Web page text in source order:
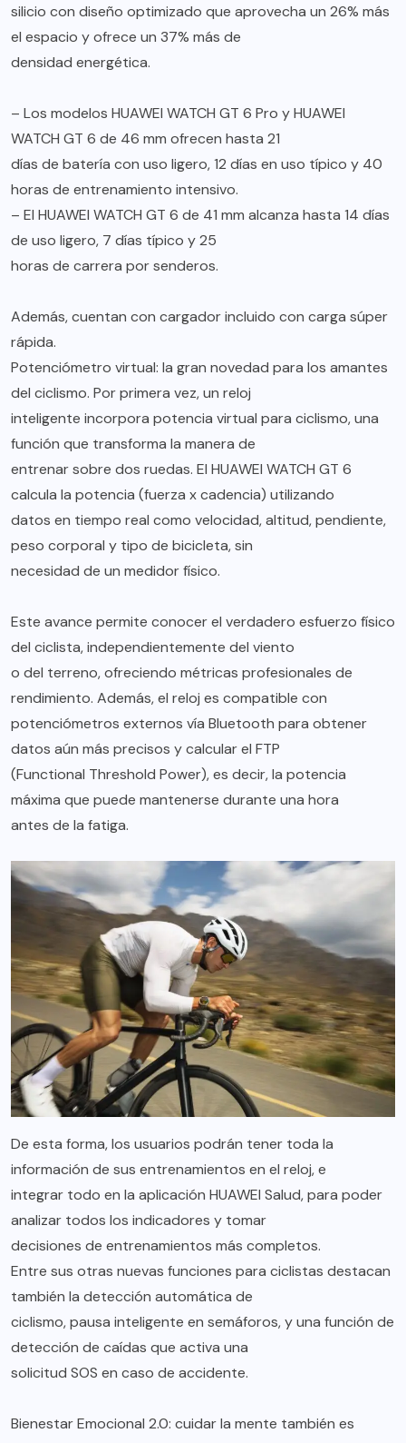
silicio con diseño optimizado que aprovecha un 26% más
el espacio y ofrece un 37% más de
densidad energética.
– Los modelos HUAWEI WATCH GT 6 Pro y HUAWEI
WATCH GT 6 de 46 mm ofrecen hasta 21
días de batería con uso ligero, 12 días en uso típico y 40
horas de entrenamiento intensivo.
– El HUAWEI WATCH GT 6 de 41 mm alcanza hasta 14 días
de uso ligero, 7 días típico y 25
horas de carrera por senderos.
Además, cuentan con cargador incluido con carga súper
rápida.
Potenciómetro virtual: la gran novedad para los amantes
del ciclismo. Por primera vez, un reloj
inteligente incorpora potencia virtual para ciclismo, una
función que transforma la manera de
entrenar sobre dos ruedas. El HUAWEI WATCH GT 6
calcula la potencia (fuerza x cadencia) utilizando
datos en tiempo real como velocidad, altitud, pendiente,
peso corporal y tipo de bicicleta, sin
necesidad de un medidor físico.
Este avance permite conocer el verdadero esfuerzo físico
del ciclista, independientemente del viento
o del terreno, ofreciendo métricas profesionales de
rendimiento. Además, el reloj es compatible con
potenciómetros externos vía Bluetooth para obtener
datos aún más precisos y calcular el FTP
(Functional Threshold Power), es decir, la potencia
máxima que puede mantenerse durante una hora
antes de la fatiga.
De esta forma, los usuarios podrán tener toda la
información de sus entrenamientos en el reloj, e
integrar todo en la aplicación HUAWEI Salud, para poder
analizar todos los indicadores y tomar
decisiones de entrenamientos más completos.
Entre sus otras nuevas funciones para ciclistas destacan
también la detección automática de
ciclismo, pausa inteligente en semáforos, y una función de
detección de caídas que activa una
solicitud SOS en caso de accidente.
Bienestar Emocional 2.0: cuidar la mente también es